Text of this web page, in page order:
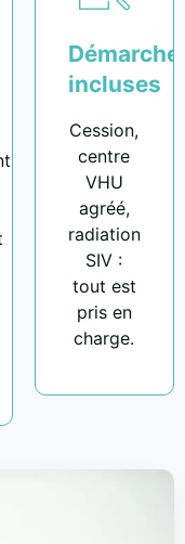
incluses
Cession,
centre
VHU
agréé,
radiation
SIV :
tout est
pris en
charge.